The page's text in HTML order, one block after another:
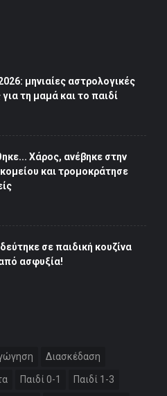
μηνιαίες αστρολογικές
τη μαμά και το παιδί
Χάρος, ανέβηκε στην
και τρομοκράτησε
σε παιδική κουζίνα
ασφυξία!
Διασκέδαση
Παιδί 0-1 Παιδί 1-3